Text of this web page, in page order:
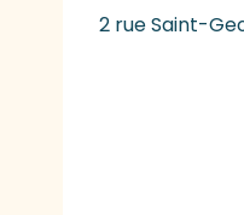
2 rue Saint-